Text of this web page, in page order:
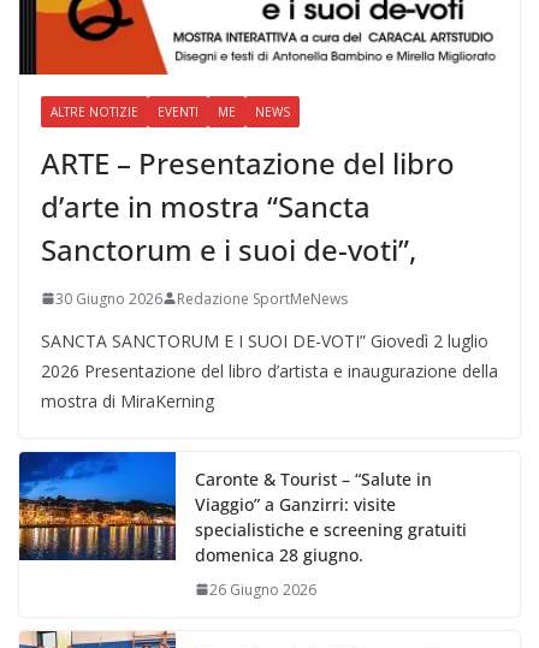
ALTRE NOTIZIE EVENTI ME NEWS
ARTE – Presentazione del libro
d’arte in mostra “Sancta
Sanctorum e i suoi de-voti”,
30 Giugno 2026 Redazione SportMeNews
SANCTA SANCTORUM E I SUOI DE-VOTI” Giovedì 2 luglio
2026 Presentazione del libro d’artista e inaugurazione della
mostra di MiraKerning
Caronte & Tourist – “Salute in
Viaggio” a Ganzirri: visite
specialistiche e screening gratuiti
domenica 28 giugno.
26 Giugno 2026